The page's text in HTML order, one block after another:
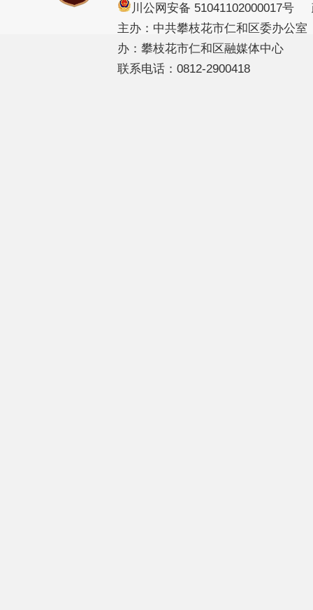
川公网安备 51041102000017
主办：中共攀枝花市仁和区委办公
办：攀枝花市仁和区融媒体中心
联系电话：0812-2900418